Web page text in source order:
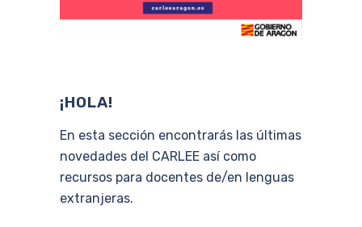
¡HOLA!
En esta sección encontrarás las últimas
novedades del CARLEE así como
recursos para docentes de/en lenguas
extranjeras.